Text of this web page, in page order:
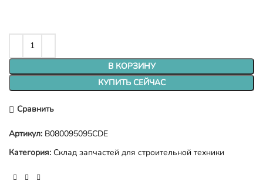
В КОРЗИНУ
КУПИТЬ СЕЙЧАС
Сравнить
Артикул: B080095095CDE
Категория: Склад запчастей для строительной техники